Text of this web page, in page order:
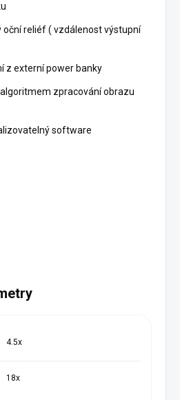
oční reliéf ( vzdálenost výstupní
z externí power banky
zpracování obrazu
software
4.5x
18x